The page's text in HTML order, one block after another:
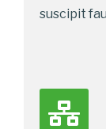
suscipit